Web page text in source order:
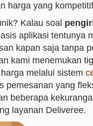
harga yang
Kalau soal
aplikasi tentunya
kapan saja tanpa
kami menemukan
melalui sistem
pemesanan yang
beberapa
layanan Deliveree.